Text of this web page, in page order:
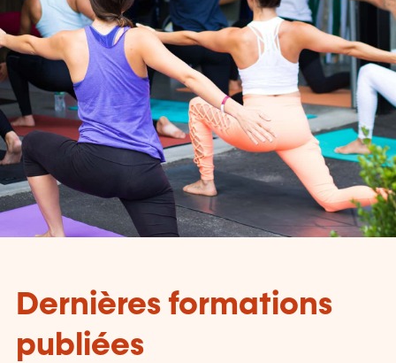
Dernières formations
publiées